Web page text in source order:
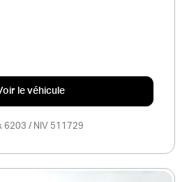
le véhicule
6203 / NIV 511729